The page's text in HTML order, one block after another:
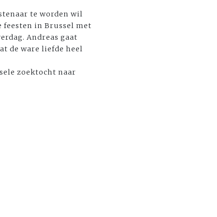
te worden wil
in Brussel met
Andreas gaat
de ware liefde heel
zoektocht naar